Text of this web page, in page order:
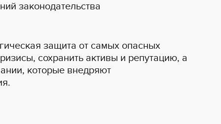
законодательства
защита от самых опасных
сохранить активы и репутацию, а
которые внедряют